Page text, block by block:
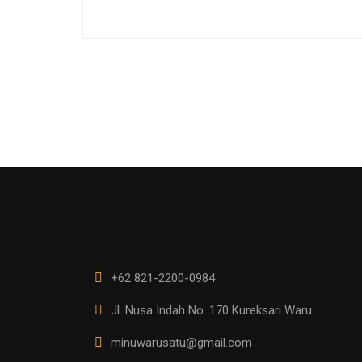
+62 821-2200-0984
Jl. Nusa Indah No. 170 Kureksari Waru
minuwarusatu@gmail.com